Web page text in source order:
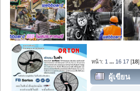
หน้า: 1 ... 16 17 [18]
ผู้เขียน